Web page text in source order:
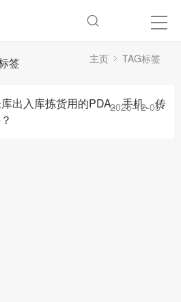
签 主页 TAG标签
库出入库拣货用的PDA、手机、传
2025-12-05